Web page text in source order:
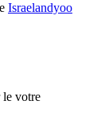
Israelandyoo
le votre